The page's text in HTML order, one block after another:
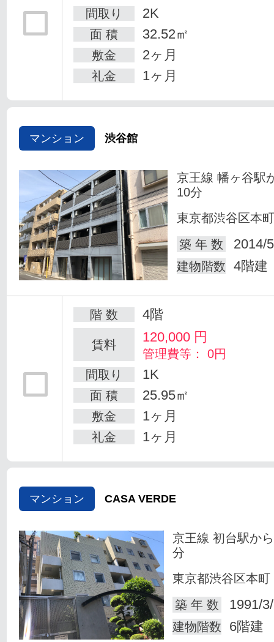
間取り
2K
面 積 32.52㎡
敷金 2ヶ月
礼金 1ヶ月
マンション 渋谷館
京王線 幡ヶ谷駅
10分
東京都渋谷区本町
築 年 数
2014/
建物階数 4階建
階 数 4階
賃料 120,000 円
管理費等： 0円
間取り
1K
面 積 25.95㎡
敷金 1ヶ月
礼金 1ヶ月
マンション CASA VERDE
京王線 初台駅か
分
東京都渋谷区本町
築 年 数
1991/
建物階数 6階建